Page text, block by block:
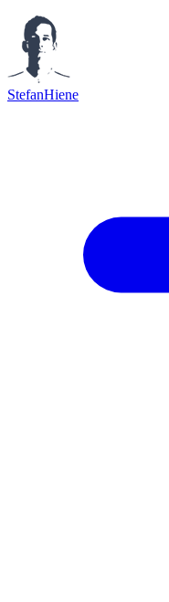
StefanHiene